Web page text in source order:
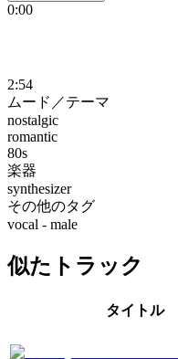
0:00
2:54
ムード／テーマ
nostalgic
romantic
80s
楽器
synthesizer
その他のタグ
vocal - male
似たトラック
タイトル